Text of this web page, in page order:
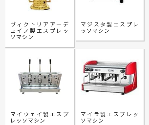
ヴィクトリアアーデ
ュイノ製エスプレッ
ソマシン
マジスタ製エスプレ
ッソマシン
マイウェイ製エスプ
レッソマシン
マイラ製エスプレッ
ソマシン